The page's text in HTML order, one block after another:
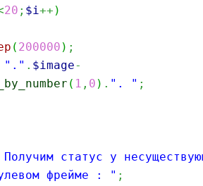
20 ; $i++ )
( 200000 ) ;
"." . $image-
( 1 , 0 ) . ". " ;
статус у
фрейме : " ;